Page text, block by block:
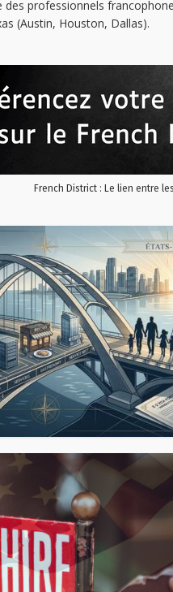
des professionnels
(Austin, Houston, Dallas).
French District : Le lien entre